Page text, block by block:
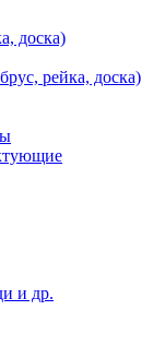
доска)
рейка, доска)
и др.